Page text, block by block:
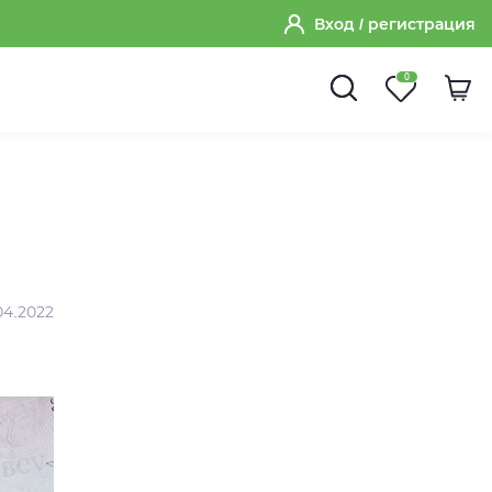
Вход / регистрация
0